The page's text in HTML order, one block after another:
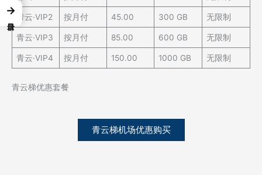
青云·VIP2 按月付 45.00 300 GB 无限制
青云·VIP3 按月付 85.00 600 GB 无限制
青云·VIP4 按月付 150.00 1000 GB 无限制
青云梯优惠套餐
青云梯机场优惠购买
→